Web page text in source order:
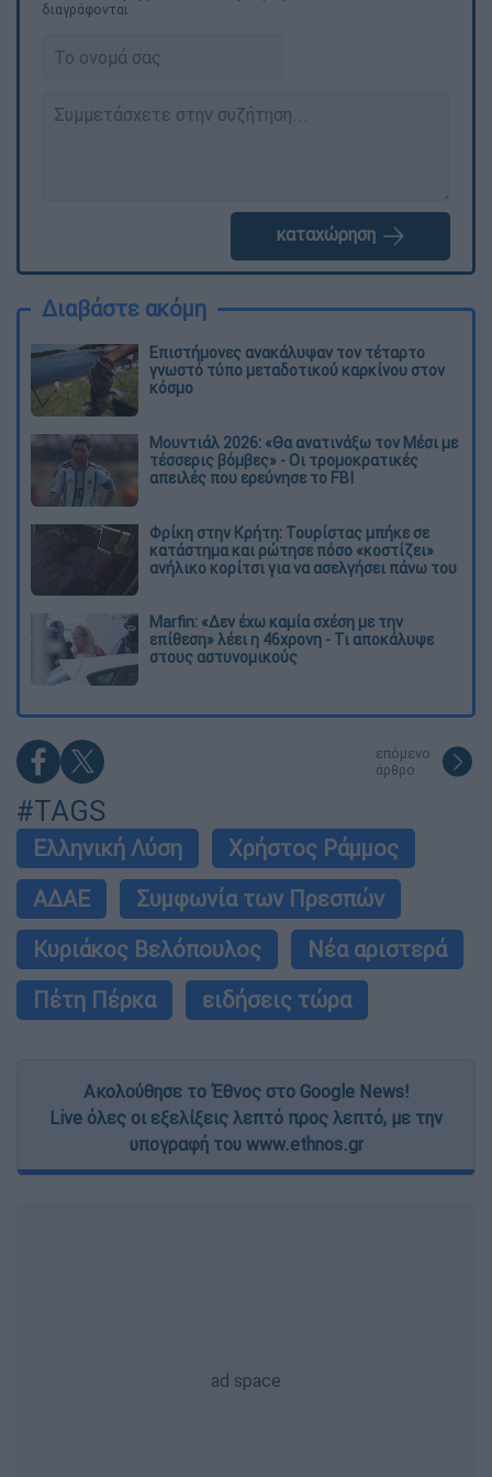
διαγράφονται
καταχώρηση
Διαβάστε ακόμη
Επιστήμονες ανακάλυψαν τον τέταρτο
γνωστό τύπο μεταδοτικού καρκίνου στον
κόσμο
Μουντιάλ 2026: «Θα ανατινάξω τον Μέσι με
τέσσερις βόμβες» - Οι τρομοκρατικές
απειλές που ερεύνησε το FBI
Φρίκη στην Κρήτη: Τουρίστας μπήκε σε
κατάστημα και ρώτησε πόσο «κοστίζει»
ανήλικο κορίτσι για να ασελγήσει πάνω του
Marfin: «Δεν έχω καμία σχέση με την
επίθεση» λέει η 46χρονη - Τι αποκάλυψε
στους αστυνομικούς
επόμενο
άρθρο
#TAGS
Ελληνική Λύση
Χρήστος Ράμμος
ΑΔΑΕ
Συμφωνία των Πρεσπών
Κυριάκος Βελόπουλος
Νέα αριστερά
Πέτη Πέρκα
ειδήσεις τώρα
Ακολούθησε το Έθνος στο Google News!
Live όλες οι εξελίξεις λεπτό προς λεπτό, με την
υπογραφή του www.ethnos.gr